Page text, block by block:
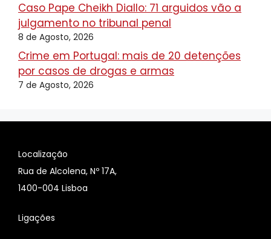
Caso Pape Cheikh Diallo: 71 arguidos vão a
julgamento no tribunal penal
8 de Agosto, 2026
Crime em Portugal: mais de 20 detenções
por casos de drogas e armas
7 de Agosto, 2026
Localização
Rua de Alcolena, Nº 17A,
1400-004 Lisboa
Ligações